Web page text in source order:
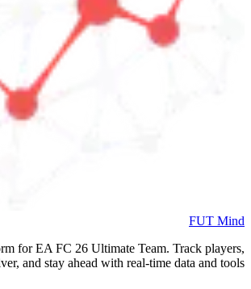
FUT Mind
for EA FC 26 Ultimate Team. Track players,
and stay ahead with real-time data and tools.